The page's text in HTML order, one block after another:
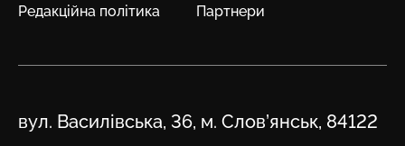
Редакційна політика Партнери
Адреса
вул. Василівська, 36, м. Слов’янськ, 84122